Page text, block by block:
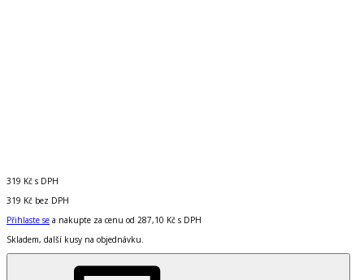
319 Kč s DPH
319 Kč bez DPH
Přihlaste se a nakupte za cenu od 287,10 Kč s DPH
Skladem, další kusy na objednávku.